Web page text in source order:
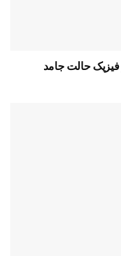
حالت جامد